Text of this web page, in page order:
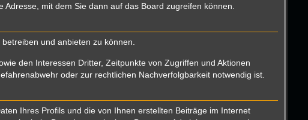
mit dem Sie dann auf das Board zugreifen können.
und anbieten zu können.
den Interessen Dritter, Zeitpunkte von Zugriffen und Aktionen
oder zur rechtlichen Nachverfolgbarkeit notwendig ist.
Ihres Profils und die von Ihnen erstellten Beiträge im Internet